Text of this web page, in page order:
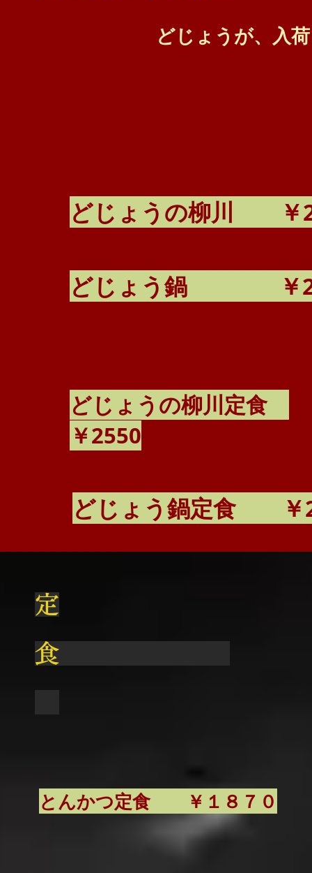
どじょうが、入
どじょうの柳川 ￥
どじょう鍋 ￥
​どじょうの柳川定食
￥2550
どじょう鍋定食 ￥
​定
食
​とんかつ定食 ￥１８７０